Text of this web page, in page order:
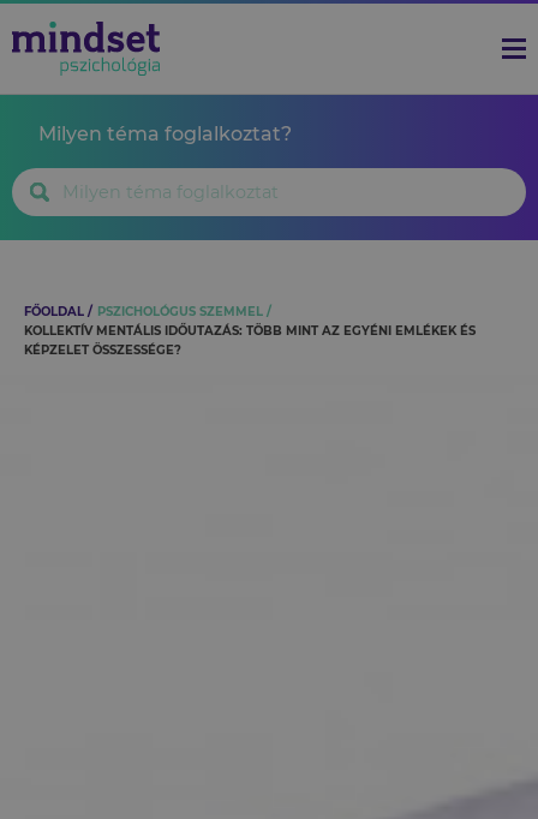
Milyen téma foglalkoztat?
FŐOLDAL
PSZICHOLÓGUS SZEMMEL
KOLLEKTÍV MENTÁLIS IDŐUTAZÁS: TÖBB MINT AZ EGYÉNI EMLÉKEK ÉS
KÉPZELET ÖSSZESSÉGE?